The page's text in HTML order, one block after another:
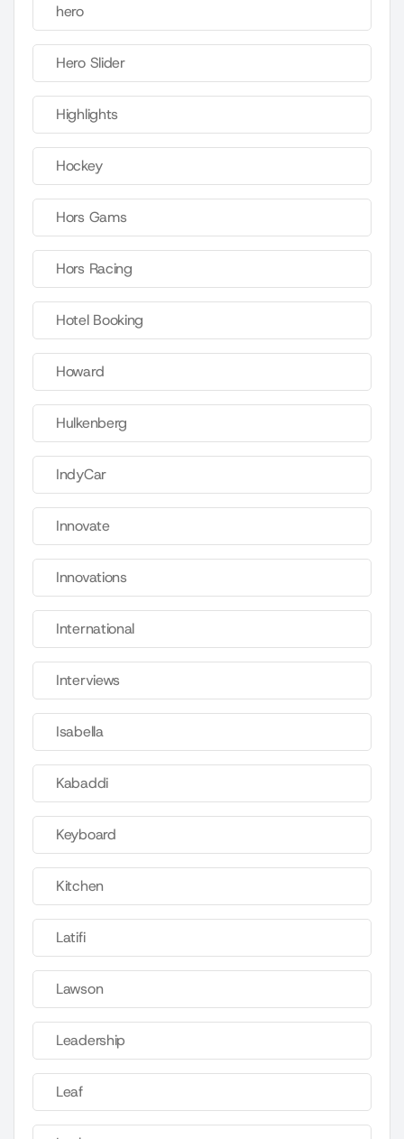
hero
Hero Slider
Highlights
Hockey
Hors Gams
Hors Racing
Hotel Booking
Howard
Hulkenberg
IndyCar
Innovate
Innovations
International
Interviews
Isabella
Kabaddi
Keyboard
Kitchen
Latifi
Lawson
Leadership
Leaf